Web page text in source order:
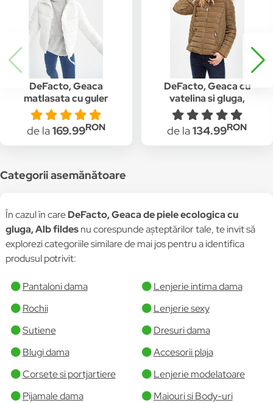
DeFacto, Geaca
matlasata cu guler
inalt, Alb
de la169.99RON
DeFacto, Geaca cu
vatelina si gluga,
Taupe
de la134.99RON
Categorii asemănătoare
În cazul în careDeFacto, Geaca de piele ecologica cu
gluga, Alb fildesnu corespunde așteptărilor tale, te invit să
explorezi categoriile similare de mai jos pentru a identifica
produsul potrivit:
Pantaloni dama
Lenjerie intima dama
Rochii
Lenjerie sexy
Sutiene
Dresuri dama
Blugi dama
Accesorii plaja
Corsete si portjartiere
Lenjerie modelatoare
Pijamale dama
Maiouri si Body-uri